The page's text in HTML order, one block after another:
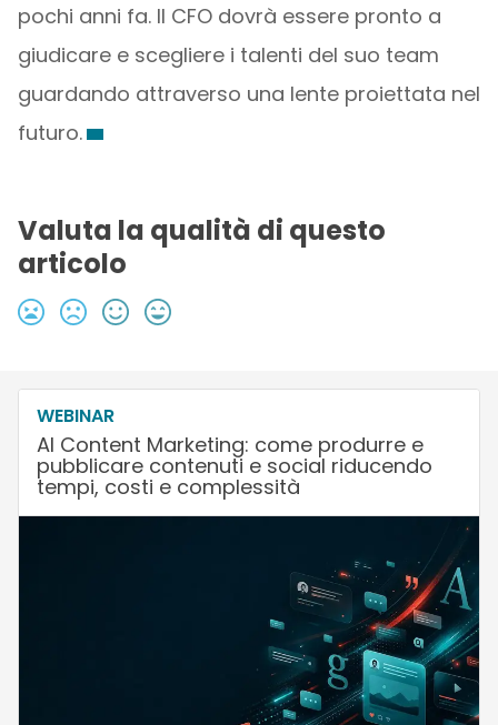
pochi anni fa. Il CFO dovrà essere pronto a
giudicare e scegliere i talenti del suo team
guardando attraverso una lente proiettata nel
futuro.
Valuta la qualità di questo
articolo
WEBINAR
AI Content Marketing: come produrre e
pubblicare contenuti e social riducendo
tempi, costi e complessità